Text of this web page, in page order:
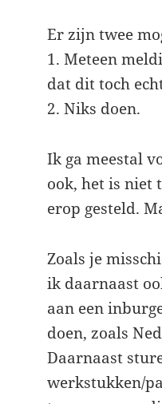
Er zijn twee
1. Meteen
dat dit toch
2. Niks doen.
Ik ga meestal
ook, het is niet
erop gesteld.
Zoals je
ik daarnaast
aan een
doen, zoals
Daarnaast
werkstukken/